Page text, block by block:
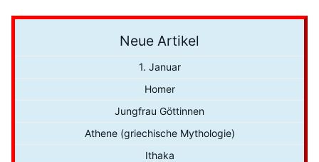
Neue Artikel
1. Januar
Homer
Jungfrau Göttinnen
Athene (griechische Mythologie)
Ithaka